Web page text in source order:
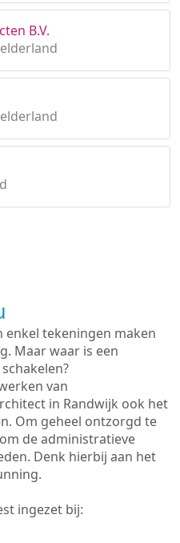
B.V.
enkel tekeningen maken
Maar waar is een
van
in Randwijk ook het
Om geheel ontzorgd te
de administratieve
Denk hierbij aan het
ingezet bij: